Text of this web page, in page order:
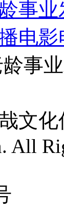
事
电
事
文
All